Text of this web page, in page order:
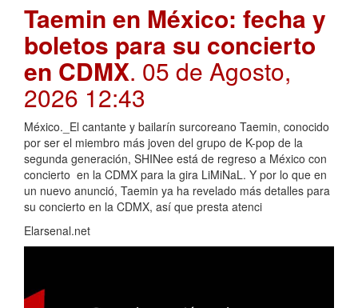
Taemin en México: fecha y
boletos para su concierto
en CDMX. 05 de Agosto,
2026 12:43
México._El cantante y bailarín surcoreano Taemin, conocido
por ser el miembro más joven del grupo de K-pop de la
segunda generación, SHINee está de regreso a México con
concierto en la CDMX para la gira LiMiNaL. Y por lo que en
un nuevo anunció, Taemin ya ha revelado más detalles para
su concierto en la CDMX, así que presta atenci
Elarsenal.net